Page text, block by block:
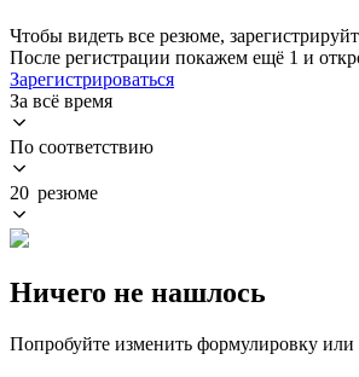
Чтобы видеть все резюме,
После регистрации покажем ещё 1 и
Зарегистрироваться
За всё время
По соответствию
20 резюме
Ничего не нашлось
Попробуйте изменить формулировку